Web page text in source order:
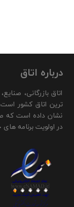
درباره اتاق
اتاق بازرگانی،
ترین اتاق کشور
نشان داده است که
در اولویت برنامه